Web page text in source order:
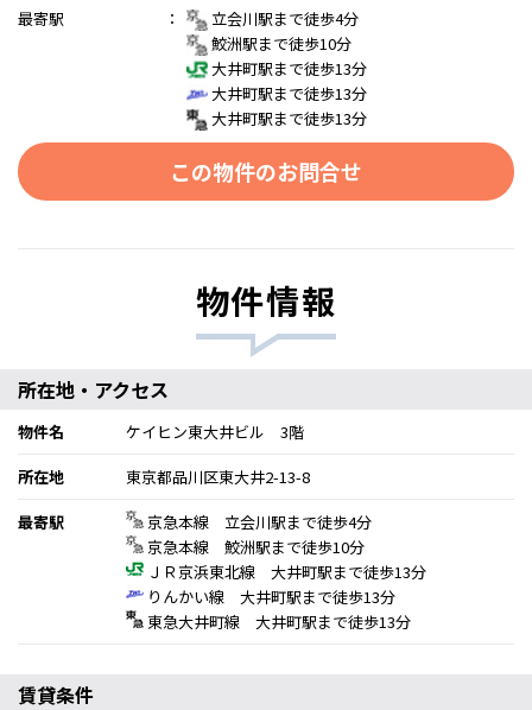
最寄駅
：
立会川駅まで徒歩4分
鮫洲駅まで徒歩10分
大井町駅まで徒歩13分
大井町駅まで徒歩13分
大井町駅まで徒歩13分
この物件のお問合せ
物件情報
所在地・アクセス
物件名
ケイヒン東大井ビル 3階
所在地
東京都品川区東大井2-13-8
最寄駅
京急本線 立会川駅まで徒歩4分
京急本線 鮫洲駅まで徒歩10分
ＪＲ京浜東北線 大井町駅まで徒歩13分
りんかい線 大井町駅まで徒歩13分
東急大井町線 大井町駅まで徒歩13分
賃貸条件